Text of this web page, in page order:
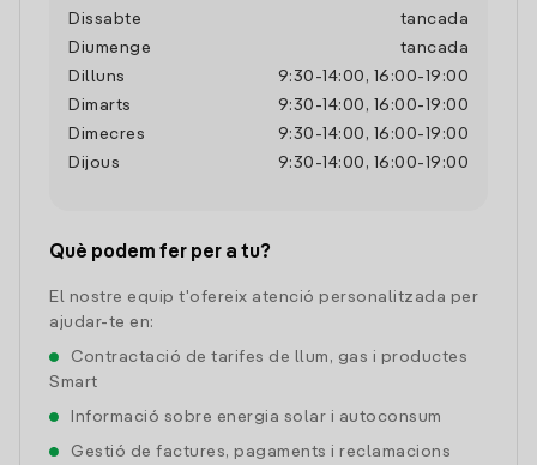
Dissabte
tancada
Diumenge
tancada
Dilluns
9:30 - 14:00 , 16:00- 19:00
Dimarts
9:30 - 14:00 , 16:00- 19:00
Dimecres
9:30 - 14:00 , 16:00- 19:00
Dijous
9:30 - 14:00 , 16:00- 19:00
Què podem fer per a tu?
El nostre equip t'ofereix atenció personalitzada per
ajudar-te en:
Contractació de tarifes de llum, gas i productes
Smart
Informació sobre energia solar i autoconsum
Gestió de factures, pagaments i reclamacions